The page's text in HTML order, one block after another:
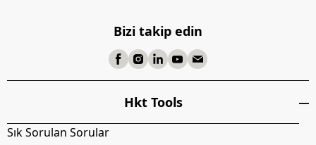
Bizi takip edin
Hkt Tools
Sık Sorulan Sorular